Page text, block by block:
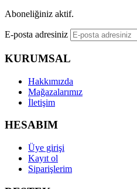
Aboneliğiniz aktif.
E-posta adresiniz
KURUMSAL
Hakkımızda
Mağazalarımız
İletişim
HESABIM
Üye girişi
Kayıt ol
Siparişlerim